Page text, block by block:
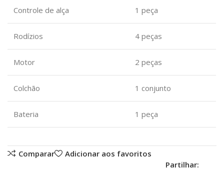
Controle de alça 1 peça
Rodízios 4 peças
Motor 2 peças
Colchão 1 conjunto
Bateria 1 peça
Comparar
Adicionar aos favoritos
Partilhar: